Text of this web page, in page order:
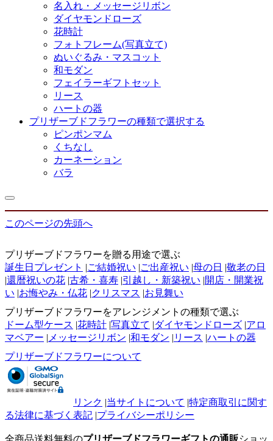
名入れ・メッセージリボン
ダイヤモンドローズ
花時計
フォトフレーム(写真立て)
ぬいぐるみ・マスコット
和モダン
フェイラーギフトセット
リース
ハートの器
プリザーブドフラワーの種類で選択する
ピンポンマム
くちなし
カーネーション
バラ
このページの先頭へ
プリザーブドフラワーを贈る用途で選ぶ
誕生日プレゼント |ご結婚祝い |ご出産祝い |母の日 |敬老の日
|還暦祝いの花 |古希・喜寿 |引越し・新築祝い |開店・開業祝
い |お悔やみ・仏花 |クリスマス |お見舞い
プリザーブドフラワーをアレンジメントの種類で選ぶ
ドーム型ケース |花時計 |写真立て |ダイヤモンドローズ |アロ
マベアー | メッセージリボン |和モダン | リース |ハートの器
プリザーブドフラワーについて
リンク |当サイトについて |特定商取引に関す
る法律に基づく表記 |プライバシーポリシー